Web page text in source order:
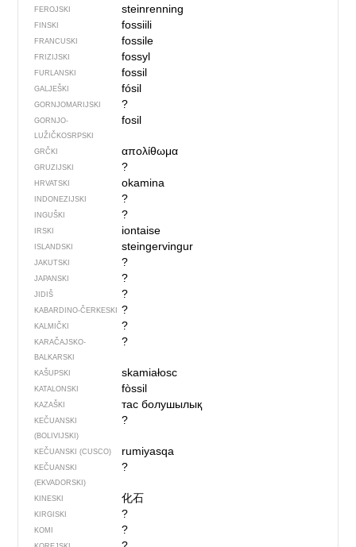
FEROJSKI steinrenning
FINSKI fossiili
FRANCUSKI fossile
FRIZIJSKI fossyl
FURLANSKI fossil
GALJEŠKI fósil
GORNJOMARIJSKI ?
GORNJO­
LUŽIČKOSRPSKI
fosil
GRČKI απολίθωμα
GRUZIJSKI ?
HRVATSKI okamina
INDONEZIJSKI ?
INGUŠKI ?
IRSKI iontaise
ISLANDSKI steingervingur
JAKUTSKI ?
JAPANSKI ?
JIDIŠ ?
KABARDINO-ČERKESKI ?
KALMIČKI ?
KARAČAJSKO-
BALKARSKI
?
KAŠUPSKI skamiałosc
KATALONSKI fòssil
KAZAŠKI тас болушылық
KEČUANSKI
(BOLIVIJSKI)
?
KEČUANSKI (CUSCO) rumiyasqa
KEČUANSKI
(EKVADORSKI)
?
KINESKI 化石
KIRGISKI ?
KOMI ?